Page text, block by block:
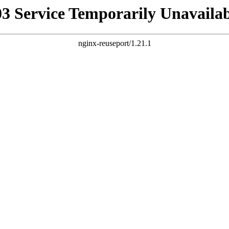
Service Temporarily
nginx-reuseport/1.21.1